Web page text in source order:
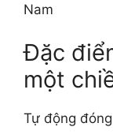
Nam
Đặc
một
Tự động